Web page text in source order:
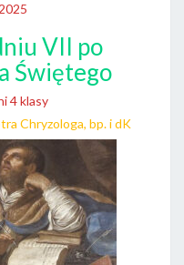
VII po
Świętego
4 klasy
Chryzologa, bp. i dK